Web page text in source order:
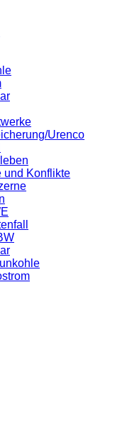
Urenco
und Konflikte